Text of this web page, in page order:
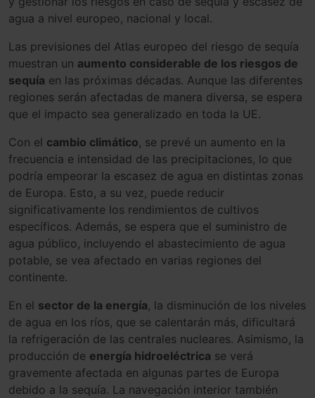
agua a nivel europeo, nacional y local.
Las previsiones del Atlas europeo del riesgo de sequía
muestran un aumento considerable de los riesgos de
sequía en las próximas décadas. Aunque las diferentes
regiones serán afectadas de manera diversa, se espera
que el impacto sea generalizado en toda la UE.
Con el cambio climático, se prevé un aumento en la
frecuencia e intensidad de las precipitaciones, lo que
podría empeorar la escasez de agua en distintas zonas
de Europa. Esto, a su vez, puede reducir
significativamente los rendimientos de cultivos
específicos. Además, se espera que el suministro de
agua público, incluyendo el abastecimiento de agua
potable, se vea afectado en varias regiones del
continente.
En el sector de la energía, la disminución de los niveles
de agua en los ríos, que se calentarán más, dificultará
la refrigeración de las centrales nucleares. Asimismo, la
producción de energía hidroeléctrica se verá
gravemente afectada en algunas partes de Europa
debido a la sequía. La navegación interior también